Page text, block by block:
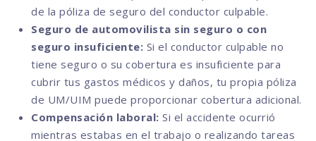
de la póliza de seguro del conductor culpable.
Seguro de automovilista sin seguro o con
seguro insuficiente: Si el conductor culpable no
tiene seguro o su cobertura es insuficiente para
cubrir tus gastos médicos y daños, tu propia póliza
de UM/UIM puede proporcionar cobertura adicional.
Compensación laboral: Si el accidente ocurrió
mientras estabas en el trabajo o realizando tareas